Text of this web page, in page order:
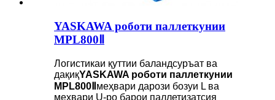
YASKAWA роботи паллеткунии
MPL800Ⅱ
Логистикаи қуттии баландсуръат ва
дақиқYASKAWA роботи паллеткунии
MPL800Ⅱ меҳвари дарози бозуи L ва
меҳвари U-ро барои паллетизатсия